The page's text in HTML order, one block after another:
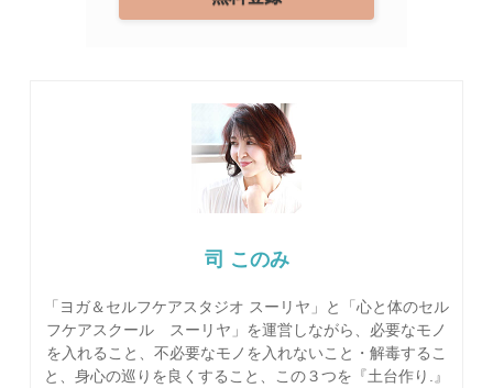
司 このみ
「ヨガ＆セルフケアスタジオ スーリヤ」と「心と体のセル
フケアスクール スーリヤ」を運営しながら、必要なモノ
を入れること、不必要なモノを入れないこと・解毒するこ
と、身心の巡りを良くすること、この３つを『土台作り.』